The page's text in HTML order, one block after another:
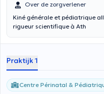
Over de zorgverlener
Kiné générale et pédiatrique
rigueur scientifique à Ath
Praktijk 1
Centre Périnatal &